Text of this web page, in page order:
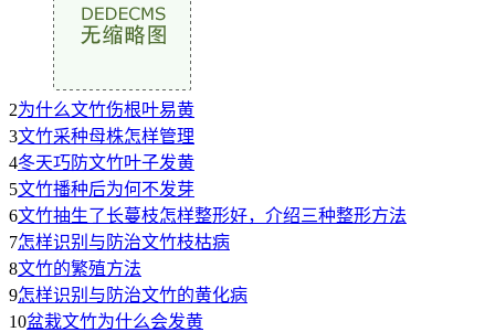
2为什么文竹伤根叶易黄
3文竹采种母株怎样管理
4冬天巧防文竹叶子发黄
5文竹播种后为何不发芽
6文竹抽生了长蔓枝怎样整形好，介绍三种整形方法
7怎样识别与防治文竹枝枯病
8文竹的繁殖方法
9怎样识别与防治文竹的黄化病
10盆栽文竹为什么会发黄